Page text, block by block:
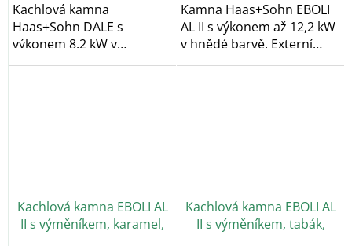
Kachlová kamna
Haas+Sohn DALE s
výkonem 8,2 kW v
antracitové barvě s
Kamna Haas+Sohn EBOLI
AL II s výkonem až 12,2 kW
v hnědé barvě. Externí
přívod...
Kachlová kamna EBOLI AL
II s výměníkem, karamel,
Kachlová kamna EBOLI AL
II s výměníkem, tabák,